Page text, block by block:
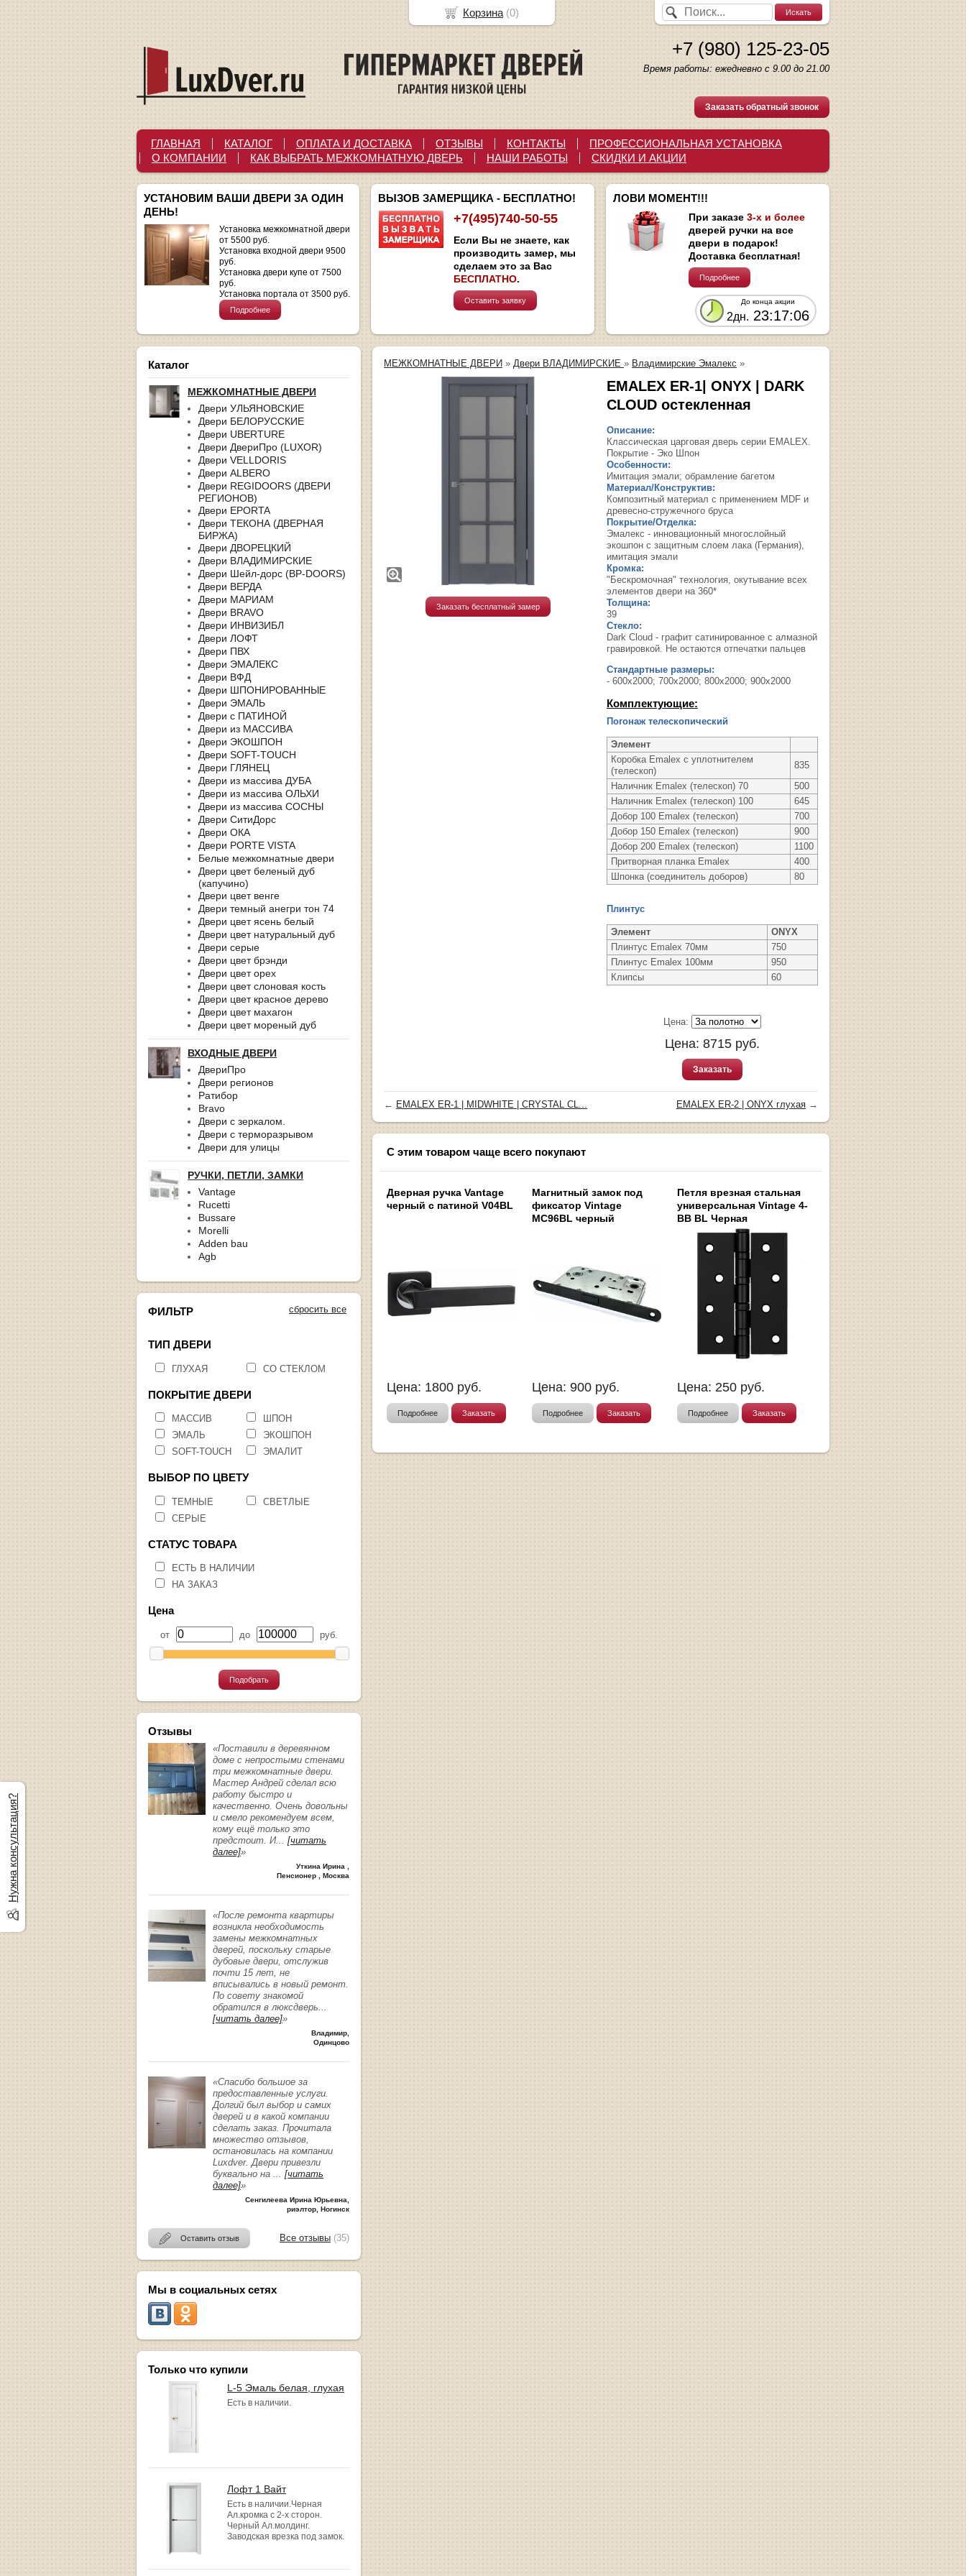
+7 (980) 125-23-05
Время работы: ежедневно с 9.00 до 21.00
Заказать обратный звонок
ГЛАВНАЯ КАТАЛОГ ОПЛАТА И ДОСТАВКА ОТЗЫВЫ КОНТАКТЫ
ПРОФЕССИОНАЛЬНАЯ УСТАНОВКА
О КОМПАНИИ
КАК ВЫБРАТЬ МЕЖКОМНАТНУЮ ДВЕРЬ НАШИ РАБОТЫ СКИДКИ И АКЦИИ
УСТАНОВИМ ВАШИ ДВЕРИ ЗА ОДИН
ДЕНЬ!
Установка межкомнатной двери
от 5500 руб.
Установка входной двери 9500
руб.
Установка двери купе от 7500
руб.
Установка портала от 3500 руб.
Подробнее
ВЫЗОВ ЗАМЕРЩИКА - БЕСПЛАТНО!
+7(495)740-50-55
Если Вы не знаете, как
производить замер, мы
сделаем это за Вас
БЕСПЛАТНО.
Оставить заявку
ЛОВИ МОМЕНТ!!!
При заказе 3-х и более
дверей ручки на все
двери в подарок!
Доставка бесплатная!
Подробнее
До конца акции
2дн. 23:17:05
Каталог
МЕЖКОМНАТНЫЕ ДВЕРИ
Двери УЛЬЯНОВСКИЕ
Двери БЕЛОРУССКИЕ
Двери UBERTURE
Двери ДвериПро (LUXOR)
Двери VELLDORIS
Двери ALBERO
Двери REGIDOORS (ДВЕРИ
РЕГИОНОВ)
Двери EPORTA
Двери ТЕКОНА (ДВЕРНАЯ
БИРЖА)
Двери ДВОРЕЦКИЙ
Двери ВЛАДИМИРСКИЕ
Двери Шейл-дорс (BP-DOORS)
Двери ВЕРДА
Двери МАРИАМ
Двери BRAVO
Двери ИНВИЗИБЛ
Двери ЛОФТ
Двери ПВХ
Двери ЭМАЛЕКС
Двери ВФД
Двери ШПОНИРОВАННЫЕ
Двери ЭМАЛЬ
Двери с ПАТИНОЙ
Двери из МАССИВА
Двери ЭКОШПОН
Двери SOFT-TOUCH
Двери ГЛЯНЕЦ
Двери из массива ДУБА
Двери из массива ОЛЬХИ
Двери из массива СОСНЫ
Двери СитиДорс
Двери ОКА
Двери PORTE VISTA
Белые межкомнатные двери
Двери цвет беленый дуб
(капучино)
Двери цвет венге
Двери темный анегри тон 74
Двери цвет ясень белый
Двери цвет натуральный дуб
Двери серые
Двери цвет брэнди
Двери цвет орех
Двери цвет слоновая кость
Двери цвет красное дерево
Двери цвет махагон
Двери цвет мореный дуб
ВХОДНЫЕ ДВЕРИ
ДвериПро
Двери регионов
Ратибор
Bravo
Двери с зеркалом.
Двери с терморазрывом
Двери для улицы
РУЧКИ, ПЕТЛИ, ЗАМКИ
Vantage
Rucetti
Bussare
Morelli
Adden bau
Agb
сбросить все
ФИЛЬТР
ТИП ДВЕРИ
ГЛУХАЯ СО СТЕКЛОМ
ПОКРЫТИЕ ДВЕРИ
МАССИВ
ШПОН
ЭМАЛЬ
ЭКОШПОН
SOFT-TOUCH
ЭМАЛИТ
ВЫБОР ПО ЦВЕТУ
ТЕМНЫЕ
СВЕТЛЫЕ
СЕРЫЕ
СТАТУС ТОВАРА
ЕСТЬ В НАЛИЧИИ
НА ЗАКАЗ
Цена
от до руб.
Подобрать
Отзывы
«Поставили в деревянном
доме с непростыми стенами
три межкомнатные двери.
Мастер Андрей сделал всю
работу быстро и
качественно. Очень довольны
и смело рекомендуем всем,
кому ещё только это
предстоит. И... [читать
далее]»
Уткина Ирина ,
Пенсионер , Москва
«После ремонта квартиры
возникла необходимость
замены межкомнатных
дверей, поскольку старые
дубовые двери, отслужив
почти 15 лет, не
вписывались в новый ремонт.
По совету знакомой
обратился в люксдверь...
[читать далее]»
Владимир,
Одинцово
«Спасибо большое за
предоставленные услуги.
Долгий был выбор и самих
дверей и в какой компании
сделать заказ. Прочитала
множество отзывов,
остановилась на компании
Luxdver. Двери привезли
буквально на ... [читать
далее]»
Сенгилеева Ирина Юрьевна,
риэлтор, Ногинск
Оставить отзыв Все отзывы (35)
Мы в социальных сетях
Только что купили
L-5 Эмаль белая, глухая
Есть в наличии.
Лофт 1 Вайт
Есть в наличии.Черная
Ал.кромка с 2-х сторон.
Черный Ал.молдинг.
Заводская врезка под замок.
МЕЖКОМНАТНЫЕ ДВЕРИ » Двери ВЛАДИМИРСКИЕ » Владимирские Эмалекс »
Заказать бесплатный замер
EMALEX ER-1| ONYX | DARK
CLOUD остекленная
Описание:
Классическая царговая дверь cерии EMALEX.
Покрытие - Эко Шпон
Особенности:
Имитация эмали; обрамление багетом
Материал/Конструктив:
Композитный материал с применением MDF и
древесно-стружечного бруса
Покрытие/Отделка:
Эмалекс - инновационный многослойный
экошпон с защитным слоем лака (Германия),
имитация эмали
Кромка:
"Бескромочная" технология, окутывание всех
элементов двери на 360*
Толщина:
39
Стекло:
Dark Cloud - графит сатинированное с алмазной
гравировкой. Не остаются отпечатки пальцев
Стандартные размеры:
- 600х2000; 700х2000; 800х2000; 900х2000
Комплектующие:
Погонаж телескопический
Элемент
Коробка Emalex с уплотнителем
(телескоп)
835
Наличник Emalex (телескоп) 70
500
Наличник Emalex (телескоп) 100
645
Добор 100 Emalex (телескоп)
700
Добор 150 Emalex (телескоп)
900
Добор 200 Emalex (телескоп)
1100
Притворная планка Emalex
400
Шпонка (соединитель доборов)
80
Плинтус
Элемент
ONYX
Плинтус Emalex 70мм
750
Плинтус Emalex 100мм
950
Клипсы
60
Цена:
Цена: 8715 руб.
Заказать
← EMALEX ER-1 | MIDWHITE | CRYSTAL CL... EMALEX ER-2 | ONYX глухая →
С этим товаром чаще всего покупают
Дверная ручка Vantage
черный с патиной V04BL
Цена: 1800 руб.
Подробнее Заказать
Магнитный замок под
фиксатор Vintage
MC96BL черный
Цена: 900 руб.
Подробнее Заказать
Петля врезная стальная
универсальная Vintage 4-
BB BL Черная
Цена: 250 руб.
Подробнее Заказать
Нужна консультация?
Корзина (0)